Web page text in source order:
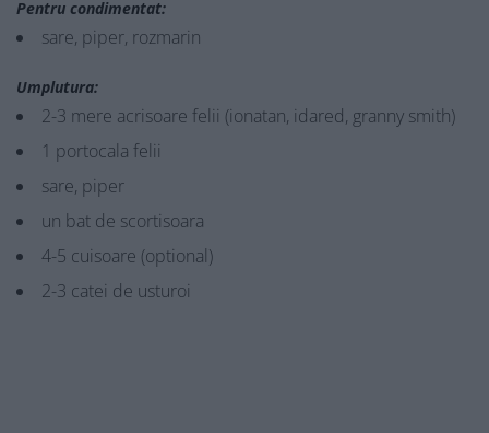
Pentru condimentat:
sare, piper, rozmarin
Umplutura:
2-3 mere acrisoare felii (ionatan, idared, granny smith)
1 portocala felii
sare, piper
un bat de scortisoara
4-5 cuisoare (optional)
2-3 catei de usturoi